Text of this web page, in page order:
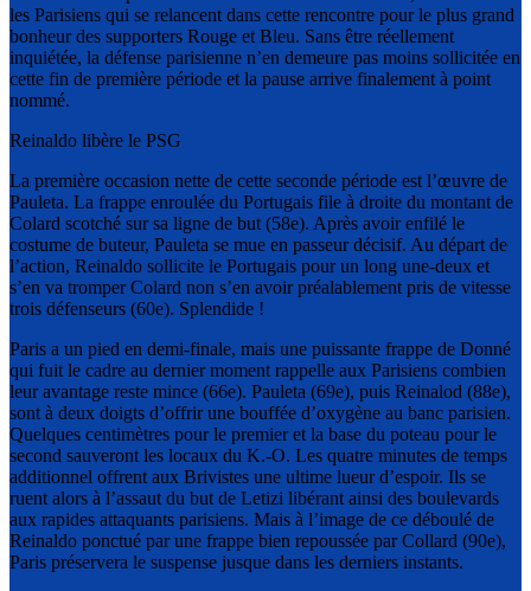
les Parisiens qui se relancent dans cette rencontre pour le plus grand
bonheur des supporters Rouge et Bleu. Sans être réellement
inquiétée, la défense parisienne n’en demeure pas moins sollicitée en
cette fin de première période et la pause arrive finalement à point
nommé.
Reinaldo libère le PSG
La première occasion nette de cette seconde période est l’œuvre de
Pauleta. La frappe enroulée du Portugais file à droite du montant de
Colard scotché sur sa ligne de but (58e). Après avoir enfilé le
costume de buteur, Pauleta se mue en passeur décisif. Au départ de
l’action, Reinaldo sollicite le Portugais pour un long une-deux et
s’en va tromper Colard non s’en avoir préalablement pris de vitesse
trois défenseurs (60e). Splendide !
Paris a un pied en demi-finale, mais une puissante frappe de Donné
qui fuit le cadre au dernier moment rappelle aux Parisiens combien
leur avantage reste mince (66e). Pauleta (69e), puis Reinalod (88e),
sont à deux doigts d’offrir une bouffée d’oxygène au banc parisien.
Quelques centimètres pour le premier et la base du poteau pour le
second sauveront les locaux du K.-O. Les quatre minutes de temps
additionnel offrent aux Brivistes une ultime lueur d’espoir. Ils se
ruent alors à l’assaut du but de Letizi libérant ainsi des boulevards
aux rapides attaquants parisiens. Mais à l’image de ce déboulé de
Reinaldo ponctué par une frappe bien repoussée par Collard (90e),
Paris préservera le suspense jusque dans les derniers instants.